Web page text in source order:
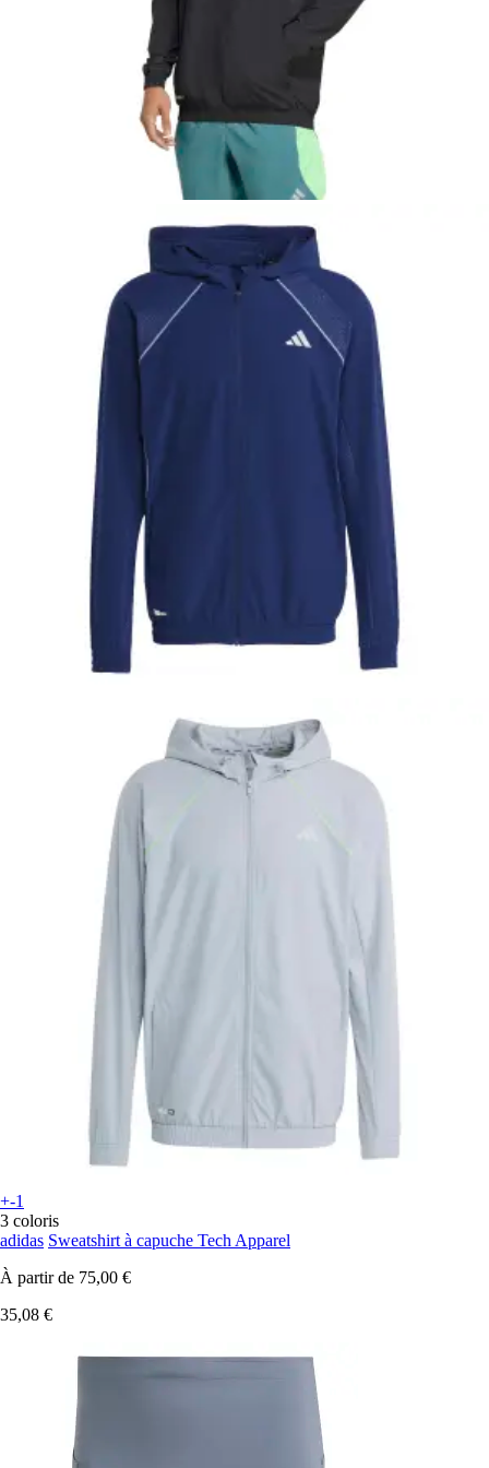
+-1
3 coloris
adidas Sweatshirt à capuche Tech Apparel
À partir de 75,00 €
35,08 €